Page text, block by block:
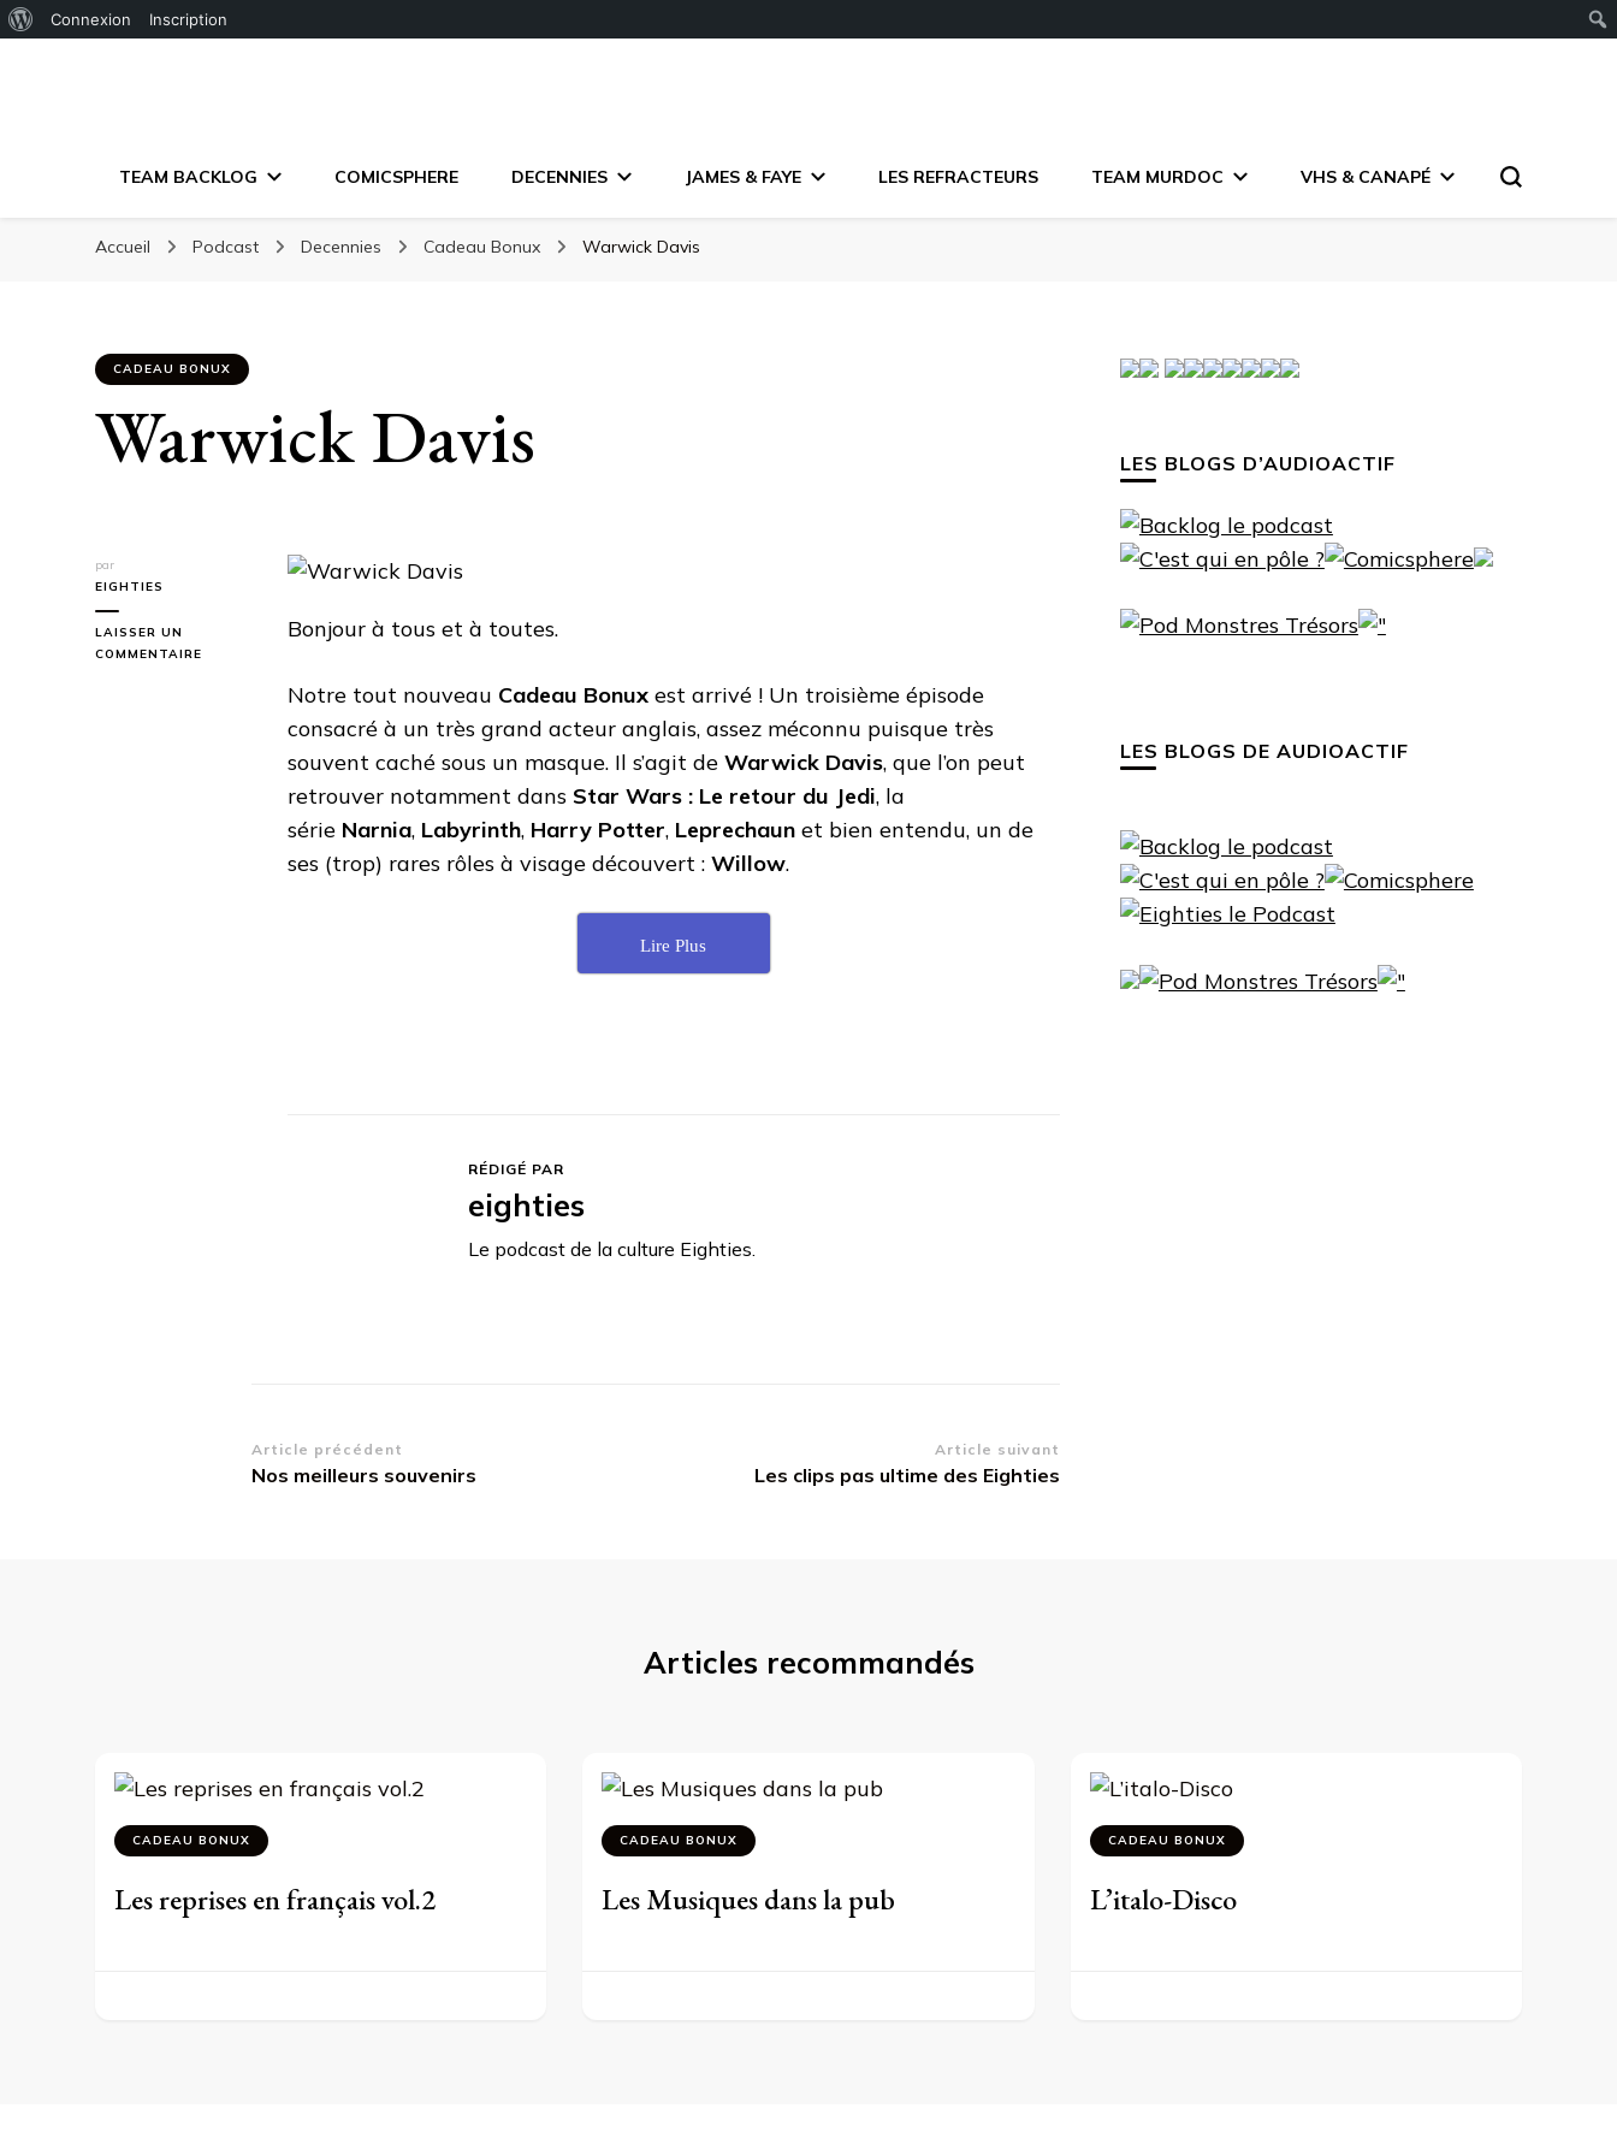
Connexion Inscription
TEAM BACKLOG COMICSPHERE DECENNIES JAMES & FAYE LES REFRACTEURS TEAM MURDOC VHS & CANAPÉ
Accueil Podcast Decennies Cadeau Bonux Warwick Davis
CADEAU BONUX
Warwick Davis
par
EIGHTIES
LAISSER UN
COMMENTAIRE
Bonjour à tous et à toutes.
Notre tout nouveau Cadeau Bonux est arrivé ! Un troisième épisode
consacré à un très grand acteur anglais, assez méconnu puisque très
souvent caché sous un masque. Il s’agit de Warwick Davis, que l’on peut
retrouver notamment dans Star Wars : Le retour du Jedi, la
série Narnia, Labyrinth, Harry Potter, Leprechaun et bien entendu, un de
ses (trop) rares rôles à visage découvert : Willow.
Lire Plus
RÉDIGÉ PAR
eighties
Le podcast de la culture Eighties.
Navigation
d’article
Article précédent
Nos meilleurs souvenirs
Article suivant
Les clips pas ultime des Eighties
LES BLOGS D’AUDIOACTIF
LES BLOGS DE AUDIOACTIF
Articles recommandés
CADEAU BONUX
Les reprises en français vol.2
CADEAU BONUX
Les Musiques dans la pub
CADEAU BONUX
L’italo-Disco